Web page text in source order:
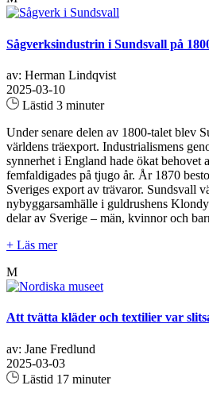
Sågverksindustrin i Sundsvall på
av: Herman Lindqvist
2025-03-10
Lästid 3 minuter
Under senare delen av 1800-talet blev
världens träexport. Industrialismens
synnerhet i England hade ökat behovet
femfaldigades på tjugo år. År 1870
Sveriges export av trävaror. Sundsvall
nybyggarsamhälle i guldrushens
delar av Sverige – män, kvinnor och
+ Läs mer
M
Att tvätta kläder och textilier var
av: Jane Fredlund
2025-03-03
Lästid 17 minuter